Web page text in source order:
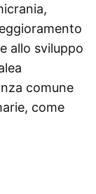
allo sviluppo
comune
come